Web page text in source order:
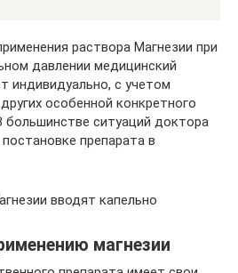
раствора Магнезии при
давлении медицинский
индивидуально, с учетом
особенной конкретного
большинстве ситуаций доктора
препарата в
вводят капельно
магнезии